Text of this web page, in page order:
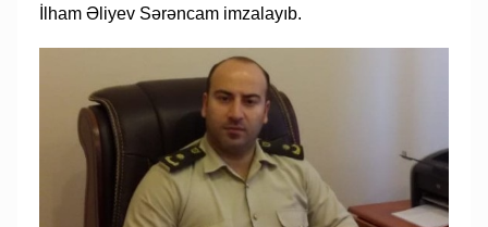
İlham Əliyev Sərəncam imzalayıb.